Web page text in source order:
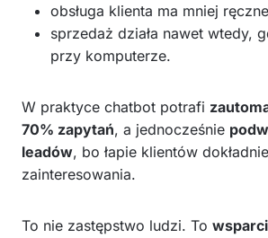
obsługa klienta ma mniej
sprzedaż działa nawet wtedy,
przy komputerze.
W praktyce chatbot potrafi
70% zapytań, a jednocześnie
leadów, bo łapie klientów
zainteresowania.
To nie zastępstwo ludzi. To